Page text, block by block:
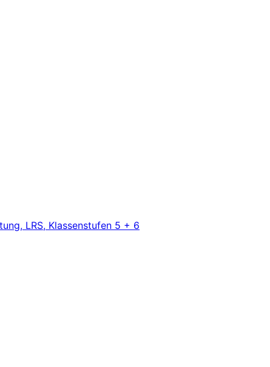
LRS, Klassenstufen 5 + 6